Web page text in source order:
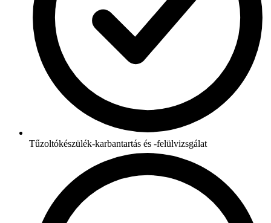
Tűzoltókészülék-karbantartás és -felülvizsgálat